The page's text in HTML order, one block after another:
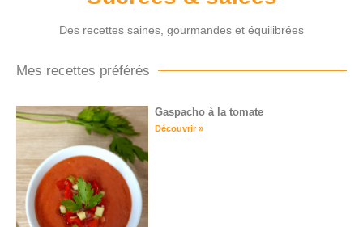
Des recettes saines, gourmandes et équilibrées
Mes recettes préférés
Gaspacho à la tomate
Découvrir »